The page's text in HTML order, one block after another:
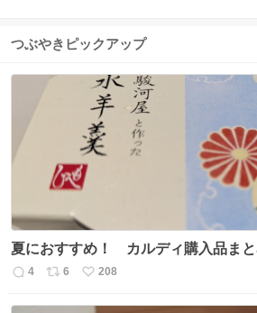
つぶやきピックアップ
夏におすすめ！ カルディ購入品ま
返
4
リ
6
い
208